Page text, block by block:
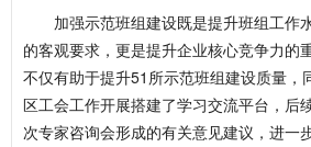
加强示范班组建设既是提升班组工作
的客观要求，更是提升企业核心竞争力的
不仅有助于提升51所示范班组建设质量，
区工会工作开展搭建了学习交流平台，后
次专家咨询会形成的有关意见建议，进一